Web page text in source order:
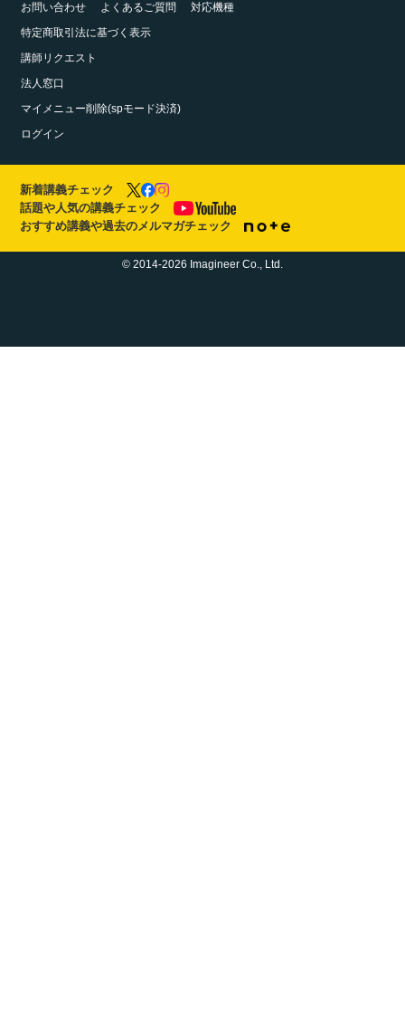
お問い合わせ
よくあるご質問
対応機種
特定商取引法に基づく表示
講師リクエスト
法人窓口
マイメニュー削除(spモード決済)
ログイン
新着講義チェック
話題や人気の講義チェック
おすすめ講義や過去のメルマガチェック
© 2014-2026 Imagineer Co., Ltd.